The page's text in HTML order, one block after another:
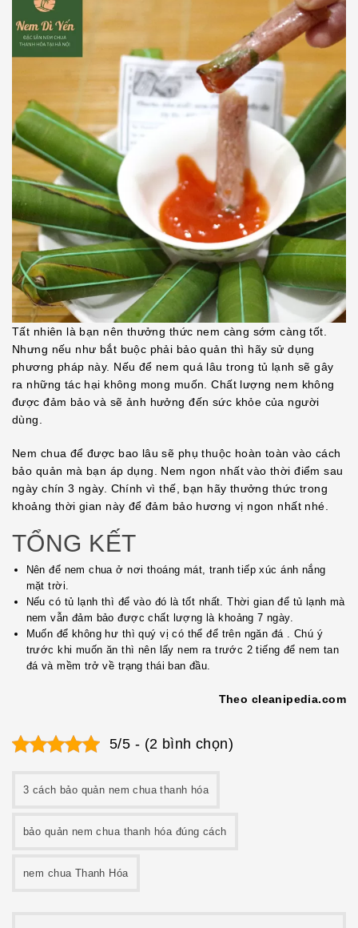
Tất nhiên là bạn nên thưởng thức nem càng sớm càng tốt.
Nhưng nếu như bắt buộc phải bảo quản thì hãy sử dụng
phương pháp này. Nếu để nem quá lâu trong tủ lạnh sẽ gây
ra những tác hại không mong muốn. Chất lượng nem không
được đảm bảo và sẽ ảnh hưởng đến sức khỏe của người
dùng.
Nem chua để được bao lâu sẽ phụ thuộc hoàn toàn vào cách
bảo quản mà bạn áp dụng. Nem ngon nhất vào thời điểm sau
ngày chín 3 ngày. Chính vì thế, bạn hãy thưởng thức trong
khoảng thời gian này để đảm bảo hương vị ngon nhất nhé.
TỔNG KẾT
Nên để nem chua ở nơi thoáng mát, tranh tiếp xúc ánh nắng
mặt trời.
Nếu có tủ lạnh thì để vào đó là tốt nhất. Thời gian để tủ lạnh mà
nem vẫn đảm bảo được chất lượng là khoảng 7 ngày.
Muốn để không hư thì quý vị có thể để trên ngăn đá . Chú ý
trước khi muốn ăn thì nên lấy nem ra trước 2 tiếng để nem tan
đá và mềm trở về trạng thái ban đầu.
Theo cleanipedia.com
5/5 - (2 bình chọn)
3 cách bảo quản nem chua thanh hóa
bảo quản nem chua thanh hóa đúng cách
nem chua Thanh Hóa